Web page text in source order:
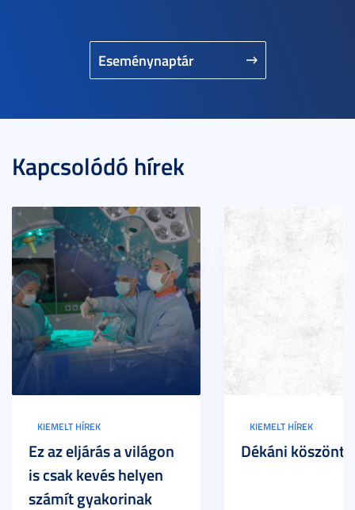
Eseménynaptár
Kapcsolódó hírek
KIEMELT HÍREK
Ez az eljárás a világon
is csak kevés helyen
számít gyakorinak
KIEMELT HÍREK
Dékáni köszöntő